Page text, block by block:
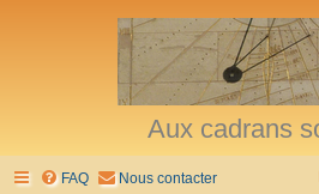
Aux cadrans
FAQ Nous contacter